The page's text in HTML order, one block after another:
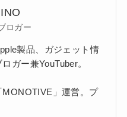
ロガー
製品、ガジェット情
ガー兼YouTuber。
」運営。プ